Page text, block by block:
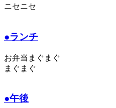
ニセニセ
●ランチ
お弁当まぐまぐ
まぐまぐ
●午後